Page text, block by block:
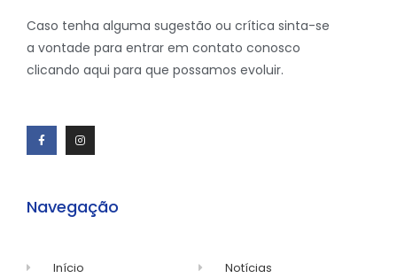
Caso tenha alguma sugestão ou crítica sinta-se
a vontade para entrar em contato conosco
clicando aqui para que possamos evoluir.
Navegação
Início
Notícias